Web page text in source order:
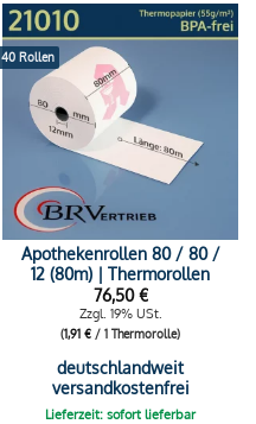
40 Rollen
Apothekenrollen 80 / 80 /
12 (80m) | Thermorollen
76,50€
Zzgl. 19% USt.
(1,91€ / 1 Thermorolle)
deutschlandweit
versandkostenfrei
Lieferzeit: sofort lieferbar